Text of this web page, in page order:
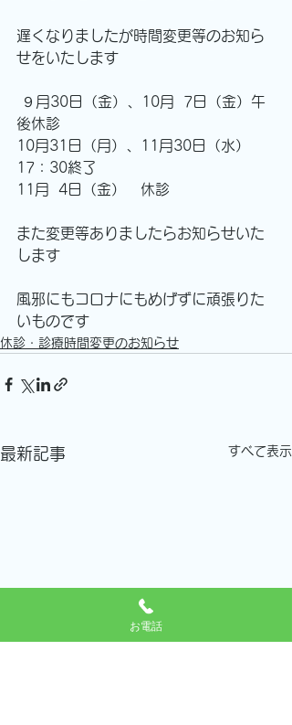
遅くなりましたが時間変更等のお知ら
せをいたします
後休診
10月31日（月）、11月30日（水）
17：30終了
11月  4日（金）　休診
また変更等ありましたらお知らせいた
します
風邪にもコロナにもめげずに頑張りた
いものです
休診・診療時間変更のお知らせ
最新記事 すべて表示
お電話